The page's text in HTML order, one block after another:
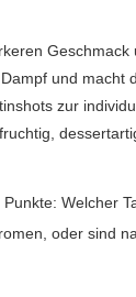
Geschmack
und macht
zur
Welcher
oder sind